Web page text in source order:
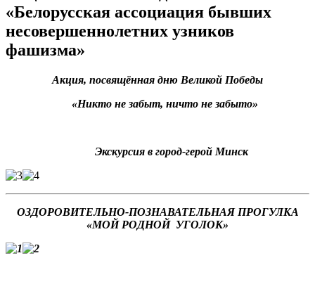
«Белорусская ассоциация бывших
несовершеннолетних узников
фашизма»
Акция, посвящённая дню Великой Победы
«Никто не забыт, ничто не забыто»
Экскурсия в город-герой Минск
ОЗДОРОВИТЕЛЬНО-ПОЗНАВАТЕЛЬНАЯ ПРОГУЛКА
«МОЙ РОДНОЙ УГОЛОК»